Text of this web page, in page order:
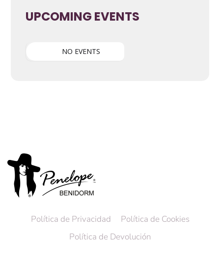
UPCOMING EVENTS
NO EVENTS
Política de Privacidad
Política de Cookies
Política de Devolución